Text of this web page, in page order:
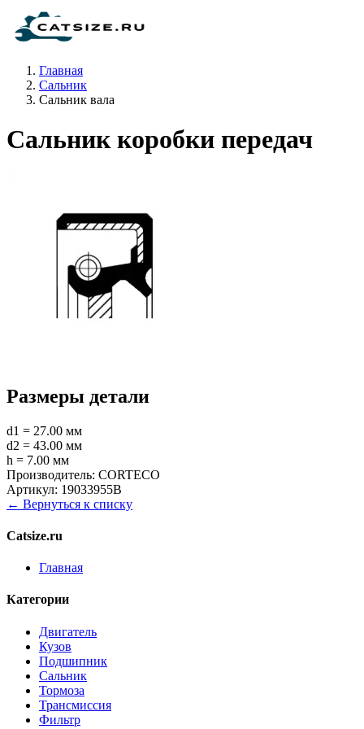
Главная
Сальник
Сальник вала
Сальник коробки передач
Размеры детали
d1 = 27.00 мм
d2 = 43.00 мм
h = 7.00 мм
Производитель: CORTECO
Артикул: 19033955B
← Вернуться к списку
Catsize.ru
Главная
Категории
Двигатель
Кузов
Подшипник
Сальник
Тормоза
Трансмиссия
Фильтр